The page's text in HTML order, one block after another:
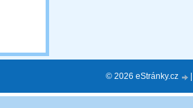
© 2026 eStránky.cz